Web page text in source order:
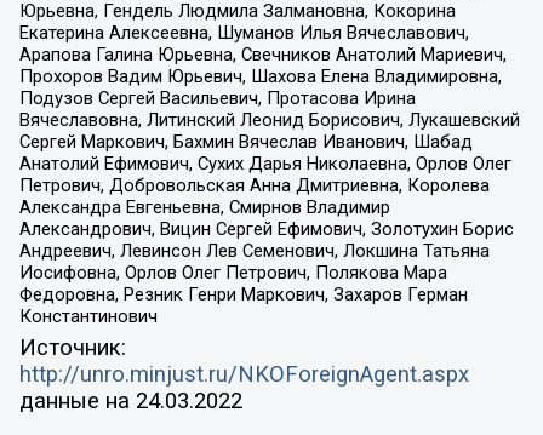
Юрьевна, Гендель Людмила Залмановна, Кокорина
Екатерина Алексеевна, Шуманов Илья Вячеславович,
Арапова Галина Юрьевна, Свечников Анатолий Мариевич,
Прохоров Вадим Юрьевич, Шахова Елена Владимировна,
Подузов Сергей Васильевич, Протасова Ирина
Вячеславовна, Литинский Леонид Борисович, Лукашевский
Сергей Маркович, Бахмин Вячеслав Иванович, Шабад
Анатолий Ефимович, Сухих Дарья Николаевна, Орлов Олег
Петрович, Добровольская Анна Дмитриевна, Королева
Александра Евгеньевна, Смирнов Владимир
Александрович, Вицин Сергей Ефимович, Золотухин Борис
Андреевич, Левинсон Лев Семенович, Локшина Татьяна
Иосифовна, Орлов Олег Петрович, Полякова Мара
Федоровна, Резник Генри Маркович, Захаров Герман
Константинович
Источник:
http://unro.minjust.ru/NKOForeignAgent.aspx
данные на 24.03.2022